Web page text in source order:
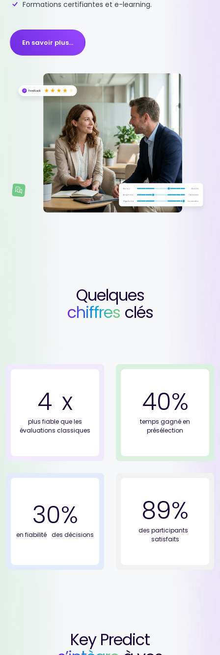
Formations certifiantes et e-learning.
En savoir plus…
Quelques
chiffres clés
4 x
plus fiable queles
évaluations classiques
40%
temps gagnéen
présélection
30%
en fiabilité des décisions
89%
des participants
satisfaits
Key Predict